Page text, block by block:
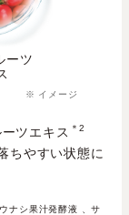
ーツ
※ イメージ
ツエキス ＊2
ちやすい状態に
ナシ果汁発酵液 、サ